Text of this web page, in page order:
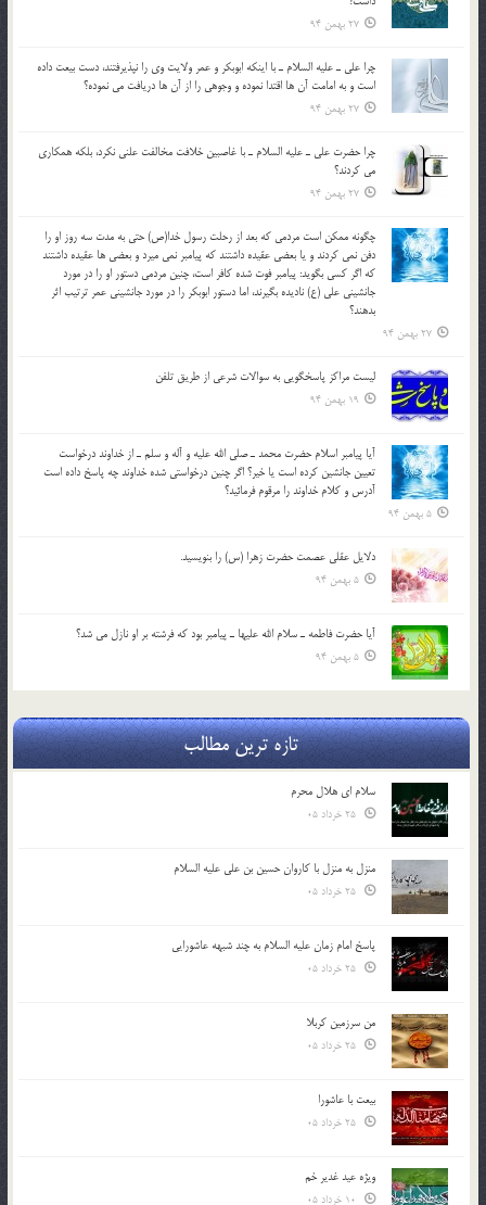
27 بهمن 94
چرا علي ـ عليه السلام ـ با اينكه ابوبكر و عمر ولايت وي را نپذيرفتند، دست بيعت داده
است و به امامت آن ها اقتدا نموده و وجوهي را از آن ها دريافت مي نموده؟
27 بهمن 94
چرا حضرت علي ـ عليه السلام ـ با غاصبين خلافت مخالفت علني نکرد، بلكه همكاري
مي کردند؟
27 بهمن 94
چگونه ممكن است مردمي كه بعد از رحلت رسول خدا(ص) حتی به مدت سه روز او را
دفن نمي كردند و یا بعضي عقيده داشتند كه پيامبر نمي ميرد و بعضي ها عقيده داشتند
كه اگر كسي بگويد: پيامبر فوت شده كافر است، چنین مردمی دستور او را در مورد
جانشيني علي (ع) ناديده بگيرند، اما دستور ابوبكر را در مورد جانشيني عمر ترتیب اثر
بدهند؟
27 بهمن 94
لیست مراکز پاسخگویی به سوالات شرعی از طریق تلفن
19 بهمن 94
آيا پيامبر اسلام حضرت محمد ـ صلي الله عليه و آله و سلم ـ از خداوند درخواست
تعيين جانشين کرده است يا خير؟ اگر چنين درخواستي شده خداوند چه پاسخ داده است
آدرس و کلام خداوند را مرقوم فرمائيد؟
5 بهمن 94
دلايل عقلي عصمت حضرت زهرا (س) را بنويسيد.
5 بهمن 94
آيا حضرت فاطمه ـ سلام الله عليها ـ پيامبر بود كه فرشته بر او نازل مي شد؟
5 بهمن 94
تازه ترین مطالب
سلام ای هلال محرم
منزل به منزل با کاروان حسین بن علی علیه السلام
پاسخ امام زمان علیه السلام به چند شبهه عاشورایی
من سرزمین کربلا
بیعت با عاشورا
ویژه عید غدیر خم